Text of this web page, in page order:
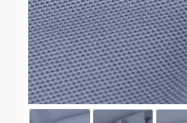
จุติไมโคร(เทา) #1